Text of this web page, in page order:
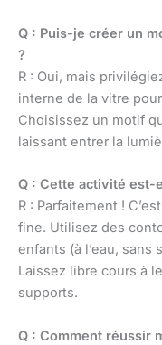
Q : Puis-je créer un
?
R : Oui, mais
interne de la vitre
Choisissez un motif
laissant entrer la
Q : Cette activité est-
R : Parfaitement !
fine. Utilisez des
enfants (à l’eau,
Laissez libre cours à
supports.
Q : Comment réussir